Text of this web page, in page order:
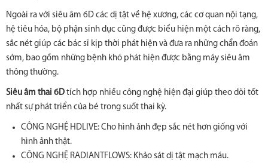
Ngoài ra với siêu âm 6D các dị tật về hệ xương, các cơ quan nội tạng,
hệ tiêu hóa, bộ phận sinh dục cũng được biểu hiện một cách rõ ràng,
sắc nét giúp các bác sĩ kịp thời phát hiện và đưa ra những chẩn đoán
sớm, bao gồm những bệnh khó phát hiện được bằng máy siêu âm
thông thường.
Siêu âm thai 6D tích hợp nhiều công nghệ hiện đại giúp theo dõi tốt
nhất sự phát triển của bé trong suốt thai kỳ.
CÔNG NGHỆ HDLIVE: Cho hình ảnh đẹp sắc nét hơn giống với
hình ảnh thật.
CÔNG NGHỆ RADIANTFLOWS: Khảo sát dị tật mạch máu.